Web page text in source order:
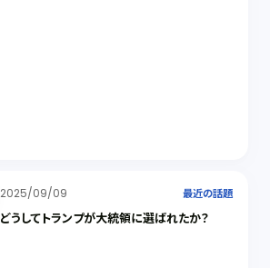
2025/09/09 最近の話題
どうしてトランプが大統領に選ばれたか？